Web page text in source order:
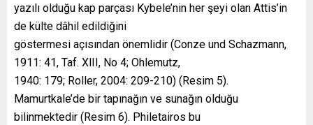
yazılı olduğu kap parçası Kybele’nin her şeyi olan Attis’in
de külte dâhil edildiğini
göstermesi açısından önemlidir (Conze und Schazmann,
1911: 41, Taf. XlII, No 4; Ohlemutz,
1940: 179; Roller, 2004: 209-210) (Resim 5).
Mamurtkale’de bir tapınağın ve sunağın olduğu
bilinmektedir (Resim 6). Philetairos bu